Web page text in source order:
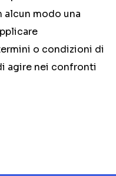
modo una
o condizioni di
agire nei confronti